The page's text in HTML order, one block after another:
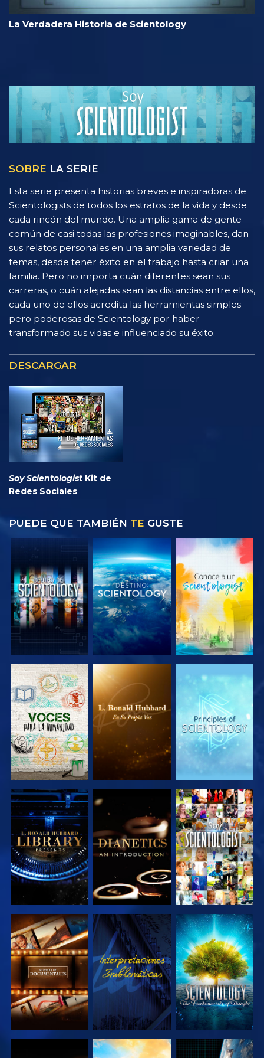
La Verdadera Historia de Scientology
SOBRE LA SERIE
Esta serie presenta historias breves e inspiradoras de
Scientologists de todos los estratos de la vida y desde
cada rincón del mundo. Una amplia gama de gente
común de casi todas las profesiones imaginables, dan
sus relatos personales en una amplia variedad de
temas, desde tener éxito en el trabajo hasta criar una
familia. Pero no importa cuán diferentes sean sus
carreras, o cuán alejadas sean las distancias entre ellos,
cada uno de ellos acredita las herramientas simples
pero poderosas de Scientology por haber
transformado sus vidas e influenciado su éxito.
DESCARGAR
Soy Scientologist Kit de
Redes Sociales
PUEDE QUE TAMBIÉN TE GUSTE
EXPLORA LAS
SERIES
EXPLORA LAS
SERIES
EXPLORA LAS
SERIES
EXPLORA LAS
SERIES
EXPLORA LAS
SERIES
VE
EXPLORA LAS
SERIES
VE
EXPLORA LAS
SERIES